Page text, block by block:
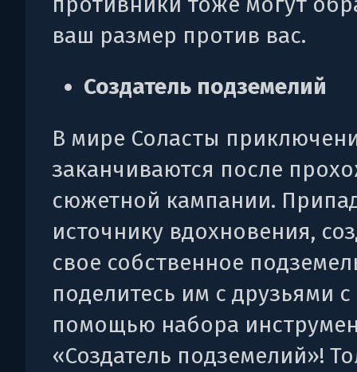
ваш размер против вас.
Создатель подземелий
В мире Соласты
заканчиваются после
сюжетной кампании.
источнику вдохновения,
свое собственное
поделитесь им с друзьями с
помощью набора
«Создатель подземелий»!